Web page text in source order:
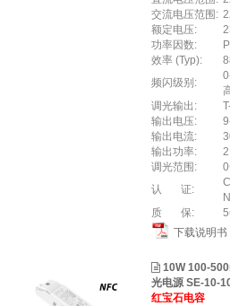
交流电压范围:
额定电压:
功率因数:
效率 (Typ):
频闪级别:
调光输出:
输出电压:
输出电流:
输出功率:
调光范围:
认 证:
质 保:
下载说明书
10W 100-
光电源 SE-10-
红宝石电容